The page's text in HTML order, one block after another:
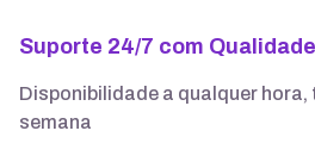
Suporte 24/7 com
Disponibilidade a qualquer
semana